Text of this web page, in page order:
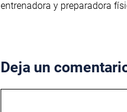
entrenadora y preparadora
Deja un